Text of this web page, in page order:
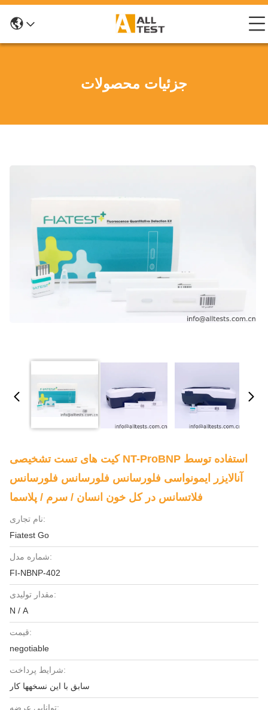
جزئیات محصولات
کیت های تست تشخیصی NT-ProBNP استفاده توسط
آنالایزر ایمونواسی فلورسانس فلورسانس فلورسانس
فلاتسانس در کل خون انسان / سرم / پلاسما
نام تجاری:
Fiatest Go
شماره مدل:
FI-NBNP-402
مقدار تولیدی:
N / A
قیمت:
negotiable
شرایط پرداخت:
سابق با این نسخهها کار
توانایی عرضه: